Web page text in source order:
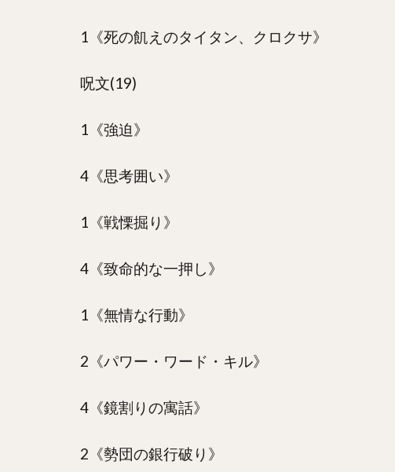
1《死の飢えのタイタン、クロクサ》
呪文(19)
1《強迫》
4《思考囲い》
1《戦慄掘り》
4《致命的な一押し》
1《無情な行動》
2《パワー・ワード・キル》
4《鏡割りの寓話》
2《勢団の銀行破り》